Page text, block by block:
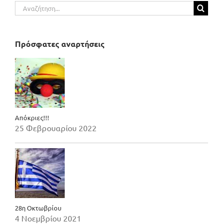
Αναζήτηση
για:
Πρόσφατες αναρτήσεις
Απόκριες!!!
25 Φεβρουαρίου 2022
28η Οκτωβρίου
4 Νοεμβρίου 2021